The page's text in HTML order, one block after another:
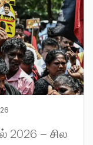
2026 – சில